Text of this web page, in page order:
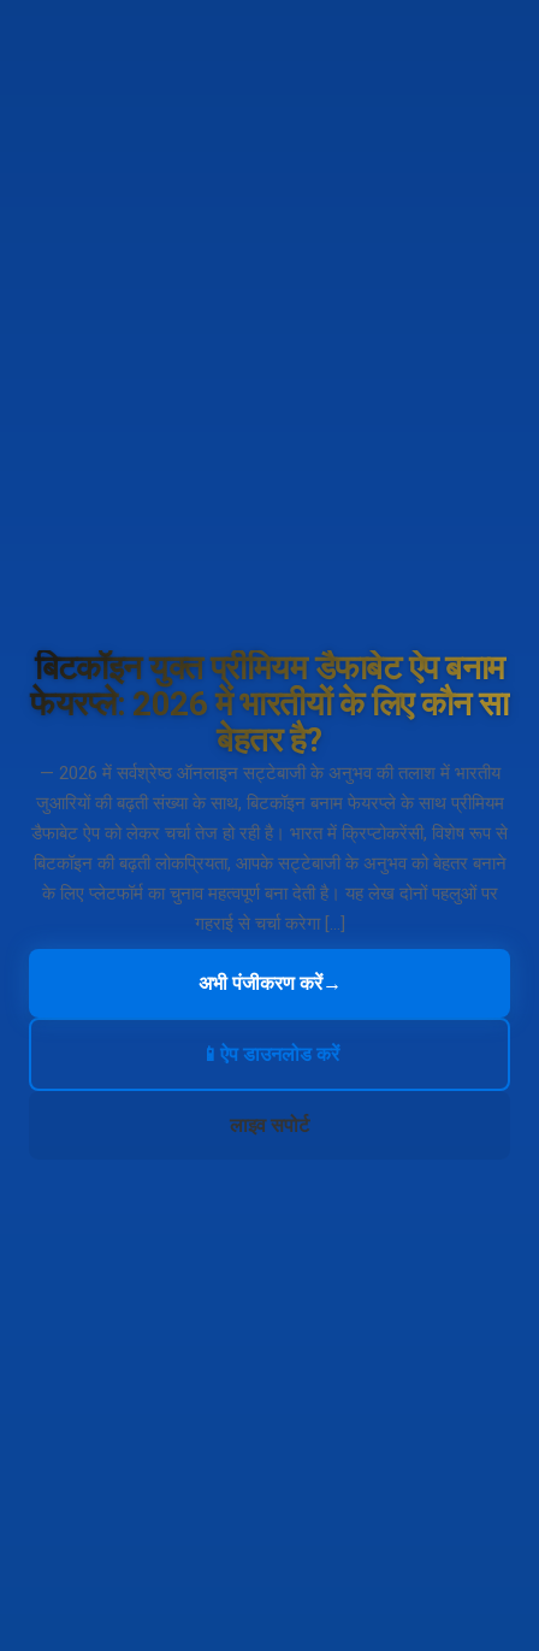
बिटकॉइन युक्त प्रीमियम डैफाबेट ऐप बनाम
फेयरप्ले: 2026 में भारतीयों के लिए कौन सा
बेहतर है?
— 2026 में सर्वश्रेष्ठ ऑनलाइन सट्टेबाजी के अनुभव की तलाश में भारतीय
जुआरियों की बढ़ती संख्या के साथ, बिटकॉइन बनाम फेयरप्ले के साथ प्रीमियम
डैफाबेट ऐप को लेकर चर्चा तेज हो रही है। भारत में क्रिप्टोकरेंसी, विशेष रूप से
बिटकॉइन की बढ़ती लोकप्रियता, आपके सट्टेबाजी के अनुभव को बेहतर बनाने
के लिए प्लेटफॉर्म का चुनाव महत्वपूर्ण बना देती है। यह लेख दोनों पहलुओं पर
गहराई से चर्चा करेगा […]
अभी पंजीकरण करें→
📱 ऐप डाउनलोड करें
लाइव सपोर्ट